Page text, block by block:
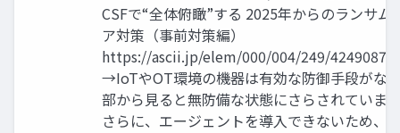
CSFで“全体俯瞰”する 2025年からのランサム
ア対策（事前対策編）
https://ascii.jp/elem/000/004/249/4249087/
→IoTやOT環境の機器は有効な防御手段がな
部から見ると無防備な状態にさらされていま
さらに、エージェントを導入できないため、